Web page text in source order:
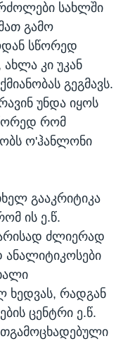
სახლში
გამო
სწორედ
კი უკან
გეგმავს.
უნდა იყოს
რომ
ო'ჰანლონი
გააკრიტიკა
ის ე.წ.
ძლიერად
ანალიტიკოსები
ხედვას, რადგან
ცენტრი ე.წ.